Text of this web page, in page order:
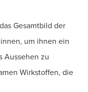
Gesamtbild der
um ihnen ein
Aussehen zu
Wirkstoffen, die